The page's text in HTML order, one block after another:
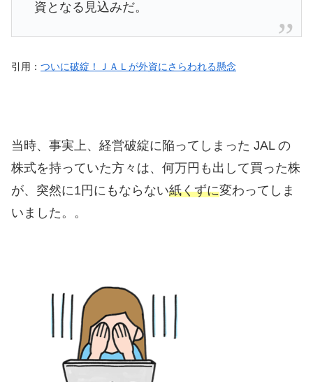
資となる見込みだ。
引用： ついに破綻！ＪＡＬが外資にさらわれる懸念
当時、事実上、経営破綻に陥ってしまった JAL の
株式を持っていた方々は、何万円も出して買った株
が、突然に1円にもならない紙くずに変わってしま
いました。。